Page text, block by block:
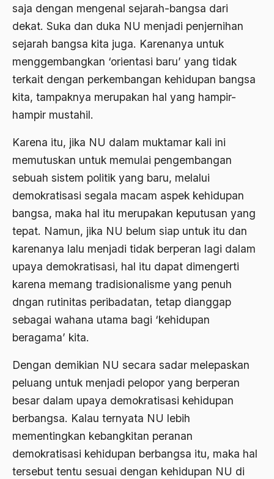
saja dengan mengenal sejarah-bangsa dari
dekat. Suka dan duka NU menjadi penjernihan
sejarah bangsa kita juga. Karenanya untuk
menggembangkan ‘orientasi baru’ yang tidak
terkait dengan perkembangan kehidupan bangsa
kita, tampaknya merupakan hal yang hampir-
hampir mustahil.
Karena itu, jika NU dalam muktamar kali ini
memutuskan untuk memulai pengembangan
sebuah sistem politik yang baru, melalui
demokratisasi segala macam aspek kehidupan
bangsa, maka hal itu merupakan keputusan yang
tepat. Namun, jika NU belum siap untuk itu dan
karenanya lalu menjadi tidak berperan lagi dalam
upaya demokratisasi, hal itu dapat dimengerti
karena memang tradisionalisme yang penuh
dngan rutinitas peribadatan, tetap dianggap
sebagai wahana utama bagi ‘kehidupan
beragama’ kita.
Dengan demikian NU secara sadar melepaskan
peluang untuk menjadi pelopor yang berperan
besar dalam upaya demokratisasi kehidupan
berbangsa. Kalau ternyata NU lebih
mementingkan kebangkitan peranan
demokratisasi kehidupan berbangsa itu, maka hal
tersebut tentu sesuai dengan kehidupan NU di
Ali Sidikin
Ali Syahbana
Aliran Kepercayaan
Alistair Cook
Allah
ALmanak
Alternatif Nilai
Alternatif Politis
Alumni Sayid Al-Maliki
Alvin W. Gouldner
Amangkurat
Amar Ma'ruf Nahi Munkar
ambisi politik
ambon
Amerika
amerika latin
amerika serikat
Amien Rais